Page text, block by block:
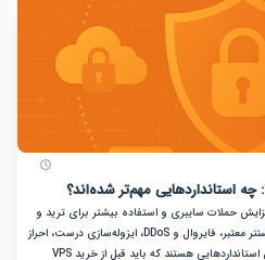
سایبری و استفاده بیشتر برای ترید و
بیزینس، یک الزام جدی است. انتخاب دیتاسنتر معتبر، فایروال و DDoS، ایزوله‌سازی درست، احراز
هویت چندمرحله‌ای و بکاپ منظم، مهم‌ترین استانداردهایی هستند که باید قبل از خرید VPS